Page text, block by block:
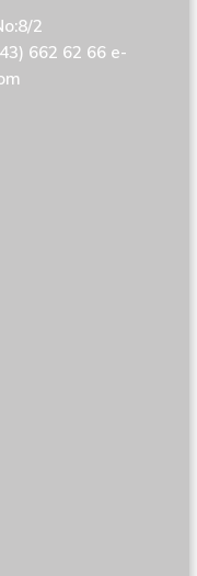
2
662 62 66 e-